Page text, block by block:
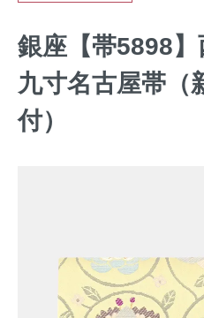
銀座【帯5898
九寸名古屋帯（
付）